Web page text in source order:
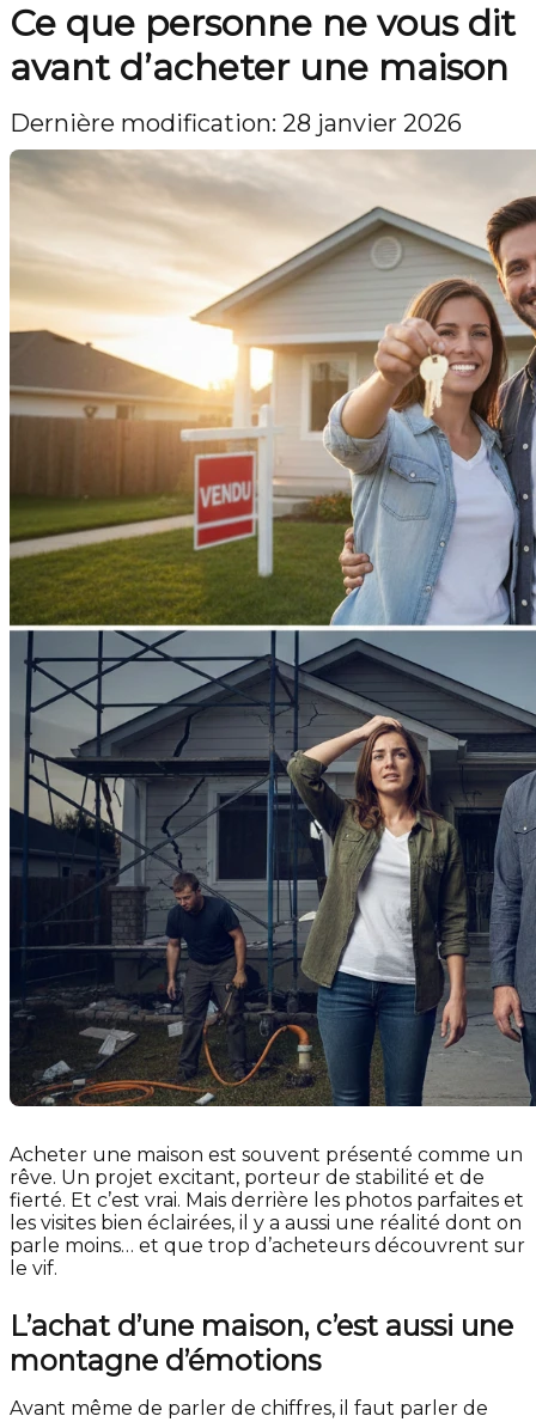
Ce que personne ne vous dit
avant d’acheter une maison
Dernière modification: 28 janvier 2026
Acheter une maison est souvent présenté comme un
rêve. Un projet excitant, porteur de stabilité et de
fierté. Et c’est vrai. Mais derrière les photos parfaites et
les visites bien éclairées, il y a aussi une réalité dont on
parle moins… et que trop d’acheteurs découvrent sur
le vif.
L’achat d’une maison, c’est aussi une
montagne d’émotions
Avant même de parler de chiffres, il faut parler de